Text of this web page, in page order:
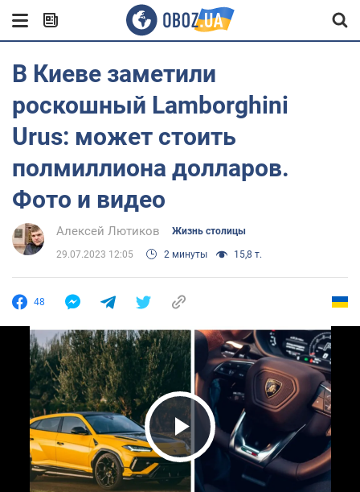
В Киеве заметили
роскошный Lamborghini
Urus: может стоить
полмиллиона долларов.
Фото и видео
Алексей Лютиков Жизнь столицы
29.07.2023 12:05 2 минуты 15,8 т.
48
Play Video